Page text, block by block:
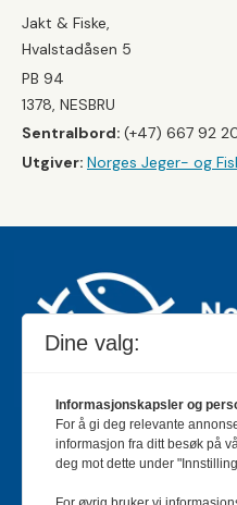
Jakt & Fiske,
Hvalstadåsen 5
PB 94
1378, NESBRU
Sentralbord: (+47) 667 92
Utgiver: Norges Jeger- og
Jakt & Fiske er landets
jakt- og fiskeinteresserte
Dine valg:
Informasjonskapsler og
For å gi deg relevante
informasjon fra ditt besøk på
deg mot dette under